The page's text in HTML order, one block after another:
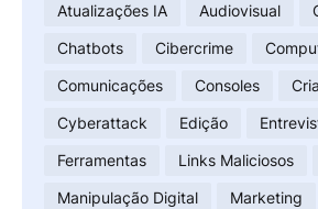
Atualizações IA
Audiovisual
Chatbots
Cibercrime
Comunicações
Consoles
Cyberattack
Edição
Ferramentas
Links Maliciosos
Manipulação Digital
Marketing